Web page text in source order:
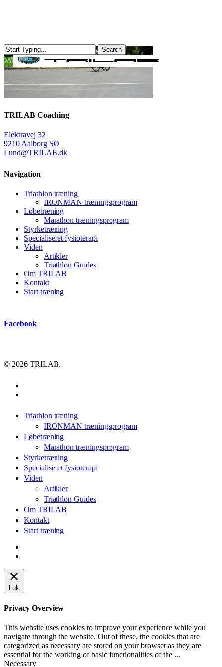
Search
Close
Search
TRILAB Coaching
Elektravej 32
9210 Aalborg SØ
Lund@TRILAB.dk
Navigation
Triathlon træning
IRONMAN træningsprogram
Løbetræning
Marathon træningsprogram
Styrketræning
Specialiseret fysioterapi
Viden
Artikler
Triathlon Guides
Om TRILAB
Kontakt
Start træning
Facebook
© 2026 TRILAB.
Close
Triathlon træning
IRONMAN træningsprogram
Løbetræning
Marathon træningsprogram
Styrketræning
Specialiseret fysioterapi
Viden
Artikler
Triathlon Guides
Om TRILAB
Kontakt
Start træning
Luk
Privacy Overview
This website uses cookies to improve your experience while you
navigate through the website. Out of these, the cookies that are
categorized as necessary are stored on your browser as they are
essential for the working of basic functionalities of the ...
Necessary